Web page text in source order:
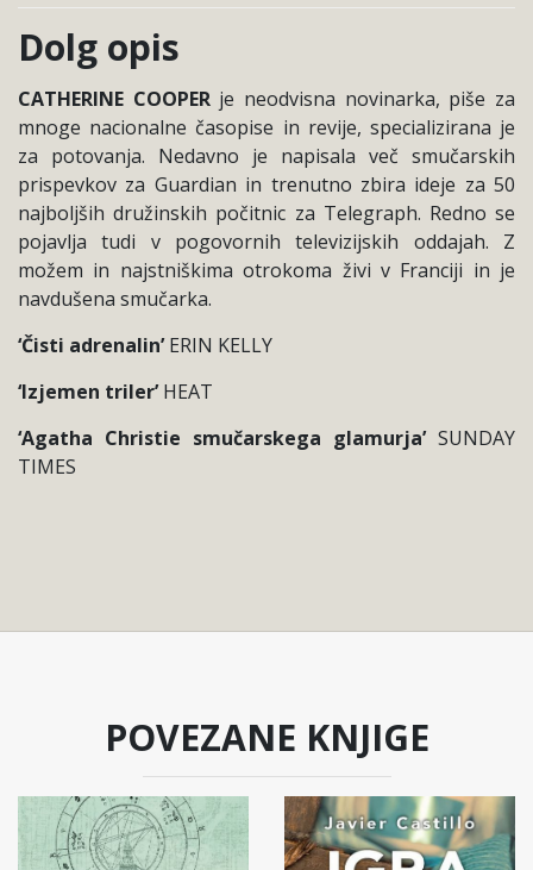
Dolg opis
CATHERINE COOPER je neodvisna novinarka, piše za
mnoge nacionalne časopise in revije, specializirana je
za potovanja. Nedavno je napisala več smučarskih
prispevkov za Guardian in trenutno zbira ideje za 50
najboljših družinskih počitnic za Telegraph. Redno se
pojavlja tudi v pogovornih televizijskih oddajah. Z
možem in najstniškima otrokoma živi v Franciji in je
navdušena smučarka.
‘Čisti adrenalin’ERIN KELLY
‘Izjemen triler’HEAT
‘Agatha Christie smučarskega glamurja’ SUNDAY
TIMES
POVEZANE KNJIGE